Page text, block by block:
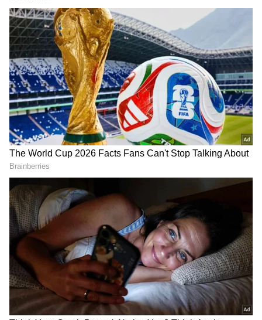
2
Image Credit :
விருச்சிகம்
விருச்சிக ராசிக்காரங்க ஆழமான
சிந்தனைகளும், உணர்வுகளும்
கொண்டவங்க. இவங்க எந்த